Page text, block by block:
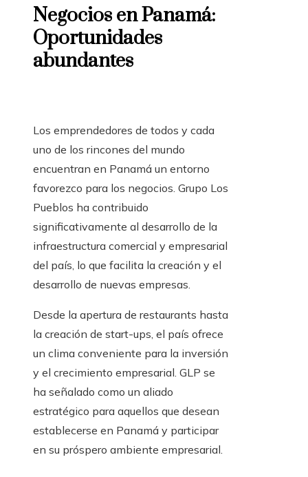
Negocios en Panamá:
Oportunidades
abundantes
Los emprendedores de todos y cada
uno de los rincones del mundo
encuentran en Panamá un entorno
favorezco para los negocios. Grupo Los
Pueblos ha contribuido
significativamente al desarrollo de la
infraestructura comercial y empresarial
del país, lo que facilita la creación y el
desarrollo de nuevas empresas.
Desde la apertura de restaurants hasta
la creación de start-ups, el país ofrece
un clima conveniente para la inversión
y el crecimiento empresarial. GLP se
ha señalado como un aliado
estratégico para aquellos que desean
establecerse en Panamá y participar
en su próspero ambiente empresarial.